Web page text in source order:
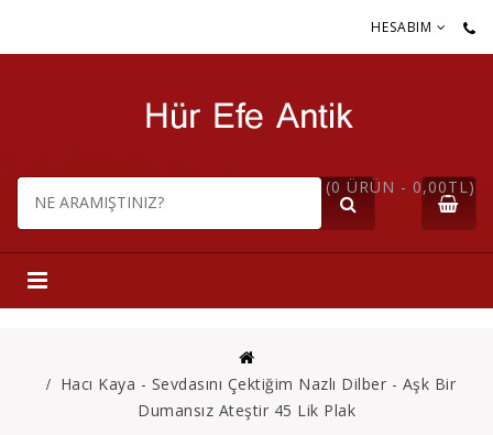
HESABIM
(0 ÜRÜN - 0,00TL)
Hacı Kaya - Sevdasını Çektiğim Nazlı Dilber - Aşk Bir
Dumansız Ateştir 45 Lik Plak